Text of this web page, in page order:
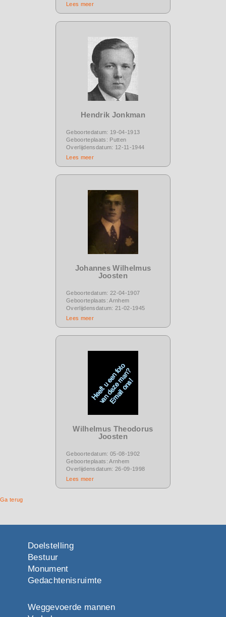
Lees meer
Hendrik Jonkman
Geboortedatum: 19-04-1913
Geboorteplaats: Putten
Overlijdensdatum: 12-11-1944
Lees meer
Johannes Wilhelmus
Joosten
Geboortedatum: 22-04-1907
Geboorteplaats: Arnhem
Overlijdensdatum: 21-02-1945
Lees meer
Wilhelmus Theodorus
Joosten
Geboortedatum: 05-08-1902
Geboorteplaats: Arnhem
Overlijdensdatum: 26-09-1998
Lees meer
Ga terug
Doelstelling
Bestuur
Monument
Gedachtenisruimte
Weggevoerde mannen